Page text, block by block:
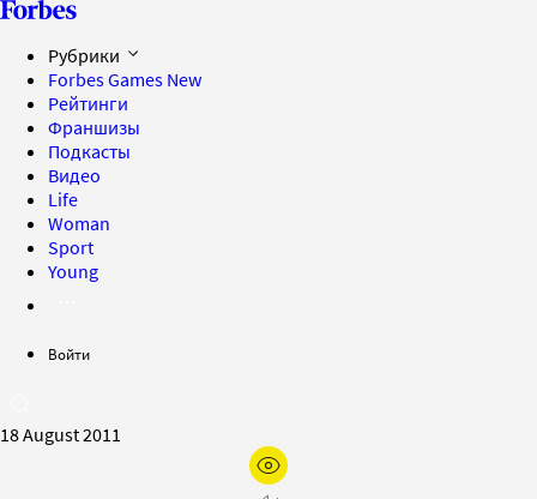
Рубрики
Forbes Games New
Рейтинги
Франшизы
Подкасты
Видео
Life
Woman
Sport
Young
Войти
18 August 2011